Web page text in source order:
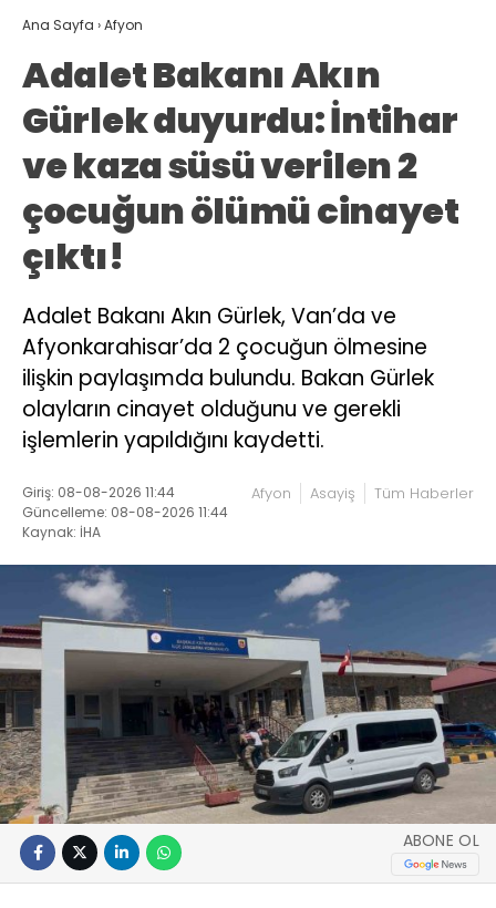
Ana Sayfa ›Afyon
Adalet Bakanı Akın
Gürlek duyurdu: İntihar
ve kaza süsü verilen 2
çocuğun ölümü cinayet
çıktı!
Adalet Bakanı Akın Gürlek, Van’da ve
Afyonkarahisar’da 2 çocuğun ölmesine
ilişkin paylaşımda bulundu. Bakan Gürlek
olayların cinayet olduğunu ve gerekli
işlemlerin yapıldığını kaydetti.
Giriş: 08-08-2026 11:44
Güncelleme: 08-08-2026 11:44
Kaynak: İHA
Afyon Asayiş Tüm Haberler
ABONE OL